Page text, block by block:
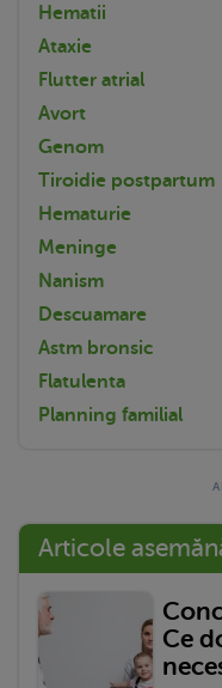
Hematii
Ataxie
Flutter atrial
Avort
Genom
Tiroidie postpartum
Hematurie
Meninge
Nanism
Descuamare
Astm bronsic
Flatulenta
Planning familial
Articole
Ce